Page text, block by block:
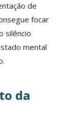
de
focar
silêncio
mental
da